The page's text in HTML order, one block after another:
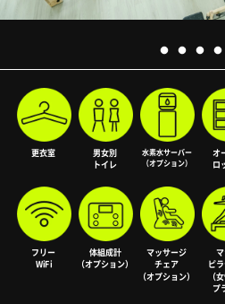
更衣室
男女別
トイレ
水素水サーバー
（オプション）
オ
ロ
フリー
WiFi
体組成計
（オプション）
マッサージ
チェア
（オプション）
ピ
（
プ